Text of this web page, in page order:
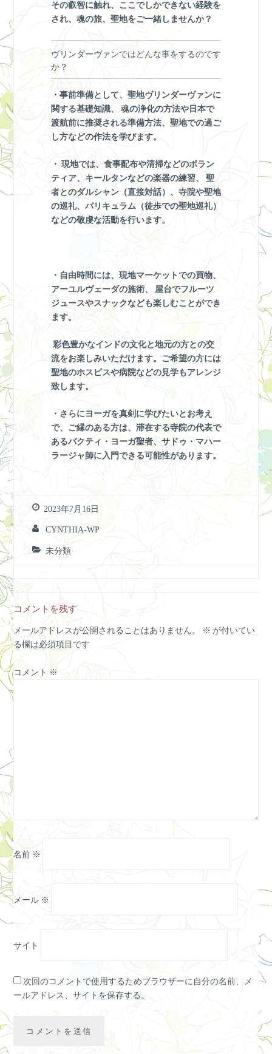
その叡智に触れ、ここでしかできない経験を
され、魂の旅、聖地をご一緒しませんか？
ヴリンダーヴァンではどんな事をするのです
か？
・事前準備として、聖地ヴリンダーヴァンに
関する基礎知識、 魂の浄化の方法や日本で
渡航前に推奨される準備方法、聖地での過ご
し方などの作法を学びます。
・ 現地では、食事配布や清掃などのボラン
ティア、キールタンなどの楽器の練習、 聖
者とのダルシャン（直接対話）、寺院や聖地
の巡礼、パリキュラム（徒歩での聖地巡礼）
などの敬虔な活動を行います。
・自由時間には、現地マーケットでの買物、
アーユルヴェーダの施術、 屋台でフルーツ
ジュースやスナックなども楽しむことができ
ます。
彩色豊かなインドの文化と地元の方との交
流をお楽しみいただけます。ご希望の方には
聖地のホスピスや病院などの見学もアレンジ
致します。
・さらにヨーガを真剣に学びたいとお考え
で、ご縁のある方は、滞在する寺院の代表で
あるバクティ・ヨーガ聖者、サドゥ・マハー
ラージャ師に入門できる可能性があります。
2023年7月16日
CYNTHIA-WP
未分類
コメントを残す
メールアドレスが公開されることはありません。 ※ が付いてい
る欄は必須項目です
コメント ※
名前 ※
メール ※
サイト
次回のコメントで使用するためブラウザーに自分の名前、メ
ールアドレス、サイトを保存する。